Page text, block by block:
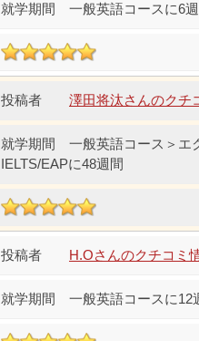
一般英語コースに6
澤田将汰さんのクチ
一般英語コース＞エ
IELTS/EAPに48週間
H.Oさんのクチコミ
一般英語コースに12